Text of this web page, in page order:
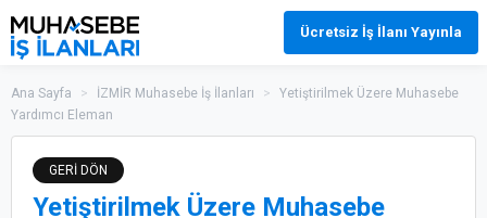
Ücretsiz İş İlanı Yayınla
Ana Sayfa > İZMİR Muhasebe İş İlanları >
Yetiştirilmek Üzere Muhasebe
Yardımcı Eleman
GERİ DÖN
Yetiştirilmek Üzere Muhasebe